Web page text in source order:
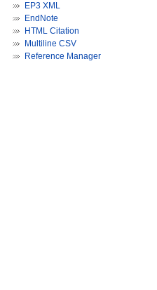
EP3 XML
EndNote
HTML Citation
Multiline CSV
Reference Manager